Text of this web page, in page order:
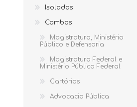
Isoladas
Combos
Magistratura, Ministério
Público e Defensoria
Magistratura Federal e
Ministério Público Federal
Cartórios
Advocacia Pública